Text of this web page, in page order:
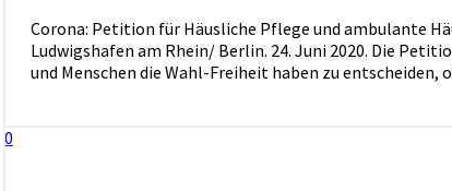
Corona: Petition für Häusliche Pflege und ambulante
Ludwigshafen am Rhein/ Berlin. 24. Juni 2020. Die
und Menschen die Wahl-Freiheit haben zu entscheiden,
0